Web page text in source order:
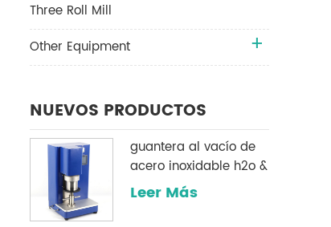
Three Roll Mill
Other Equipment
NUEVOS PRODUCTOS
guantera al vacío de
acero inoxidable h2o &
O2 sistema de
Leer Más